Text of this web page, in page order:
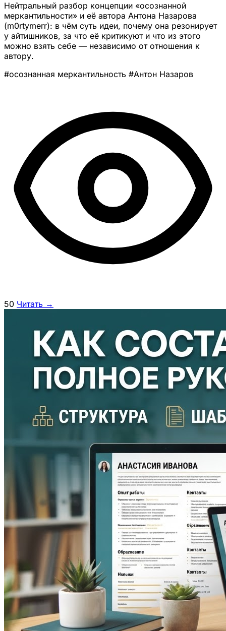
Нейтральный разбор концепции «осознанной
меркантильности» и её автора Антона Назарова
(m0rtymerr): в чём суть идеи, почему она резонирует
у айтишников, за что её критикуют и что из этого
можно взять себе — независимо от отношения к
автору.
#осознанная меркантильность #Антон Назаров
50 Читать →